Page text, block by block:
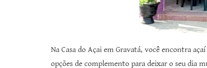
Na Casa do Açai em Gravatá, você encontra
opções de complemento para deixar o seu dia